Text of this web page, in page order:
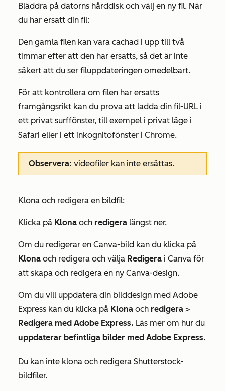
Bläddra på datorns hårddisk och välj en ny fil. När
du har ersatt din fil:
Den gamla filen kan vara cachad i upp till två
timmar efter att den har ersatts, så det är inte
säkert att du ser filuppdateringen omedelbart.
För att kontrollera om filen har ersatts
framgångsrikt kan du prova att ladda din fil-URL i
ett privat surffönster, till exempel i privat läge i
Safari eller i ett inkognitofönster i Chrome.
Observera: videofiler kan inte ersättas.
Klona och redigera en bildfil:
Klicka på Klona och redigera längst ner.
Om du redigerar en Canva-bild kan du klicka på
Klona och redigera och välja Redigera i Canva för
att skapa och redigera en ny Canva-design.
Om du vill uppdatera din bilddesign med Adobe
Express kan du klicka på Klona och redigera >
Redigera med Adobe Express. Läs mer om hur du
uppdaterar befintliga bilder med Adobe Express.
Du kan inte klona och redigera Shutterstock-
bildfiler.